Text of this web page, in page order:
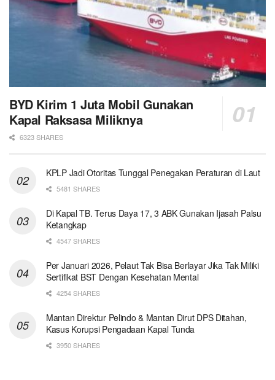
BYD Kirim 1 Juta Mobil Gunakan
Kapal Raksasa Miliknya
6323 SHARES
KPLP Jadi Otoritas Tunggal Penegakan Peraturan di Laut
5481 SHARES
Di Kapal TB. Terus Daya 17, 3 ABK Gunakan Ijasah Palsu
Ketangkap
4547 SHARES
Per Januari 2026, Pelaut Tak Bisa Berlayar Jika Tak Miliki
Sertifikat BST Dengan Kesehatan Mental
4254 SHARES
Mantan Direktur Pelindo & Mantan Dirut DPS Ditahan,
Kasus Korupsi Pengadaan Kapal Tunda
3950 SHARES